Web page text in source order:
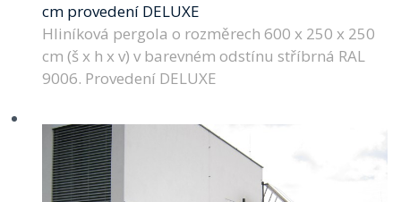
cm provedení DELUXE
Hliníková pergola o rozměrech 600 x 250 x 250
cm (š x h x v) v barevném odstínu stříbrná RAL
9006. Provedení DELUXE